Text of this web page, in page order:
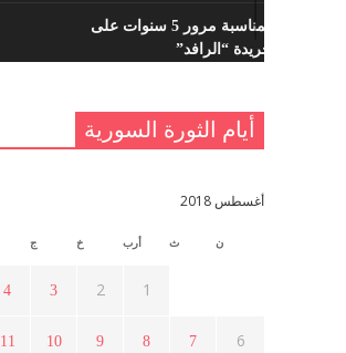
احتفالية بمناسبة مرور 5 سنوات على
تأسيس جريدة “الرافد”
القدس والربيع العربي في ندوة لحزب
أسبوع ثقافي في ذكرى الاستقلال
أيام الثورة السورية
أغسطس 2018
ن ث أرب خ ج
1
2
3
4
6
7
8
9
10
11